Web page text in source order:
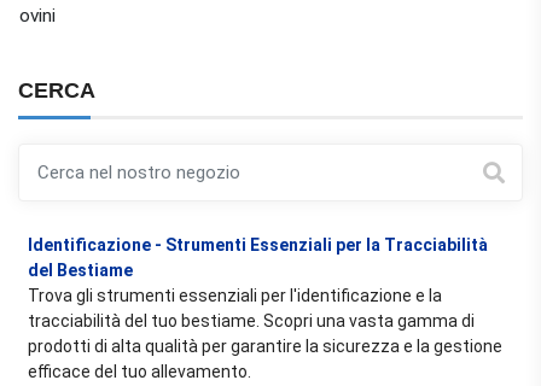
ovini
CERCA
Identificazione - Strumenti Essenziali per la Tracciabilità
del Bestiame
Trova gli strumenti essenziali per l'identificazione e la
tracciabilità del tuo bestiame. Scopri una vasta gamma di
prodotti di alta qualità per garantire la sicurezza e la gestione
efficace del tuo allevamento.